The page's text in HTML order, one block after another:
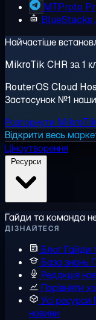
MTProto
BlueStacks
Найчастіше
MikroTik CHR за 1
RouterOS Cloud
Застосунок №1
Розгорнути
Відкрити весь
Ціноутворення
Гайди та команда
ДІЗНАЙТЕСЯ
Блог Гайди
База знань
Редакція
Порівняти
Усі ресурси
новини